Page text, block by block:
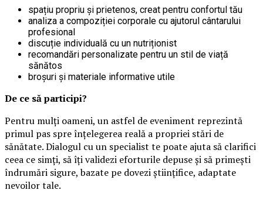
spațiu propriu și prietenos, creat pentru confortul tău
analiza a compoziției corporale cu ajutorul cântarului
profesional
discuție individuală cu un nutriționist
recomandări personalizate pentru un stil de viață
sănătos
broșuri și materiale informative utile
De ce să participi?
Pentru mulți oameni, un astfel de eveniment reprezintă
primul pas spre înțelegerea reală a propriei stări de
sănătate. Dialogul cu un specialist te poate ajuta să clarifici
ceea ce simți, să îți validezi eforturile depuse și să primești
îndrumări sigure, bazate pe dovezi științifice, adaptate
nevoilor tale.